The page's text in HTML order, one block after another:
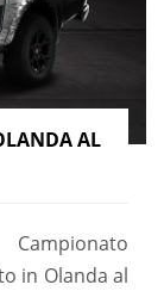
AL
in Olanda al